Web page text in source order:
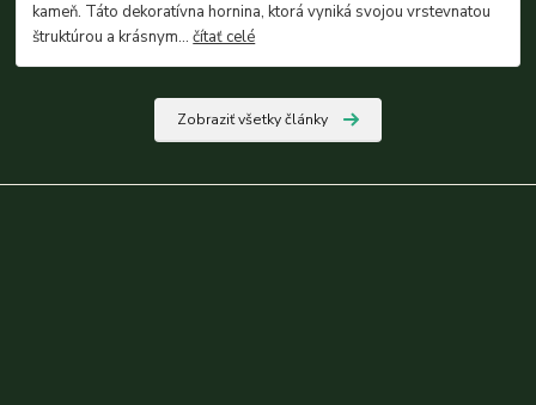
kameň. Táto dekoratívna hornina, ktorá vyniká svojou vrstevnatou
štruktúrou a krásnym...čítať celé
Zobraziť všetky články